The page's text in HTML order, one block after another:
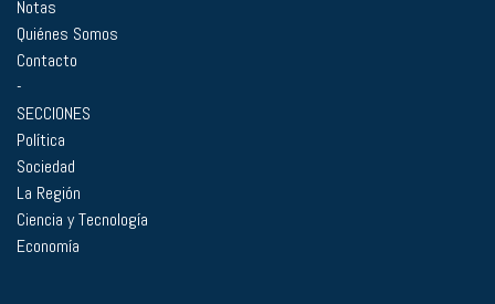
Notas
Quiénes Somos
Contacto
-
SECCIONES
Política
Sociedad
La Región
Ciencia y Tecnología
Economía